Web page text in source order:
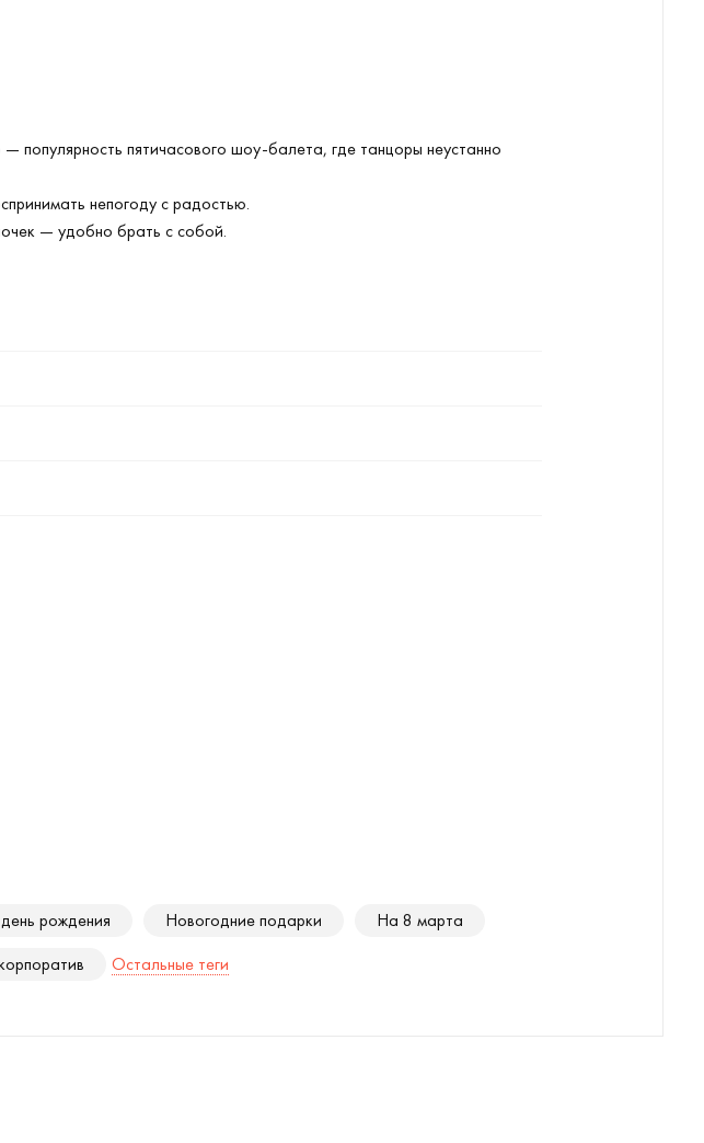
пятичасового шоу-балета, где танцоры неустанно
непогоду с радостью.
— удобно брать с собой.
рождения Новогодние подарки
На 8 марта
Остальные теги